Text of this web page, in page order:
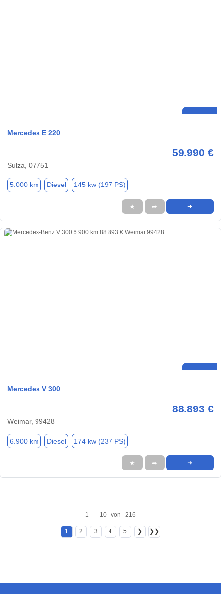
Mercedes E 220
59.990 €
Sulza, 07751
5.000 km Diesel 145 kw (197 PS)
★ ➦ ➜
Mercedes V 300
88.893 €
Weimar, 99428
6.900 km Diesel 174 kw (237 PS)
★ ➦ ➜
1 - 10 von 216
1 2 3 4 5 ❯ ❯❯